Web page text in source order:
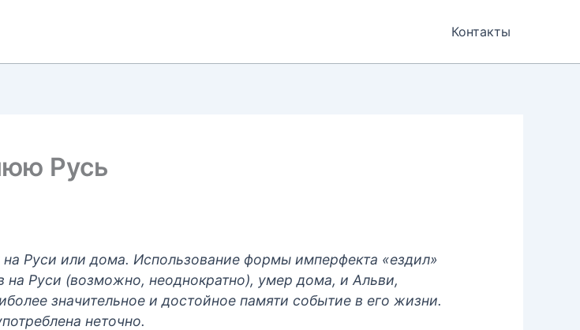
Контакты
Русь
Руси или дома. Использование формы имперфекта «ездил»
на Руси (возможно, неоднократно), умер дома, и Альви,
значительное и достойное памяти событие в его жизни.
неточно.